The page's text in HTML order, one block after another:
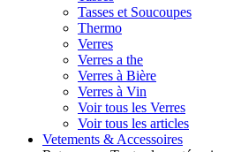
Tasses et Soucoupes
Thermo
Verres
Verres a the
Verres à Bière
Verres à Vin
Voir tous les Verres
Voir tous les articles
Vetements & Accessoires